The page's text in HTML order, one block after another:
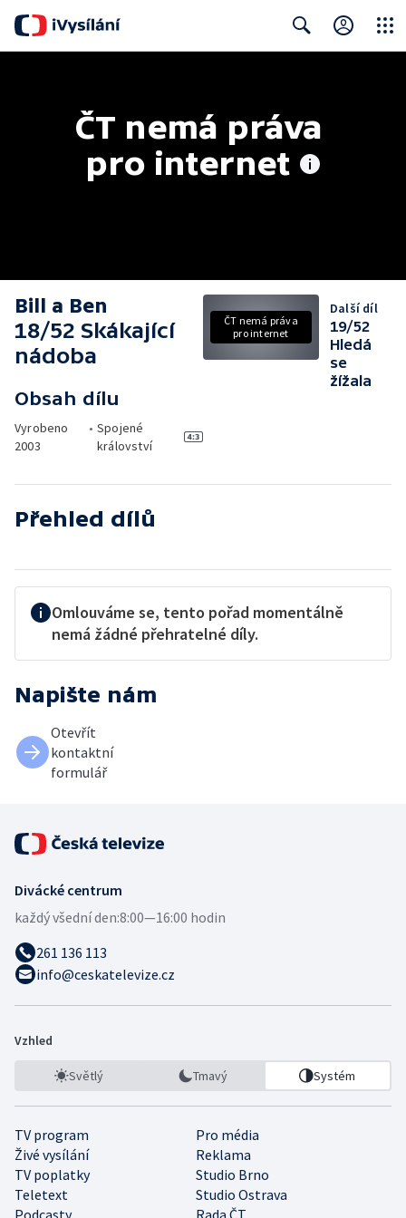
ČT nemá práva
pro internet
Bill a Ben
18/52 Skákající
nádoba
Obsah dílu
Vyrobeno
2003
• Spojené
království
ČT nemá práva
pro internet
Další díl
19/52
Hledá
se
žížala
Přehled dílů
Omlouváme se, tento pořad momentálně
nemá žádné přehratelné díly.
Napište nám
Otevřít
kontaktní
formulář
Divácké centrum
každý všední den:8:00—16:00 hodin
261 136 113
info@ceskatelevize.cz
Vzhled
Světlý Tmavý Systém
TV program
Pro média
Živé vysílání
Reklama
TV poplatky
Studio Brno
Teletext
Studio Ostrava
Podcasty
Rada ČT